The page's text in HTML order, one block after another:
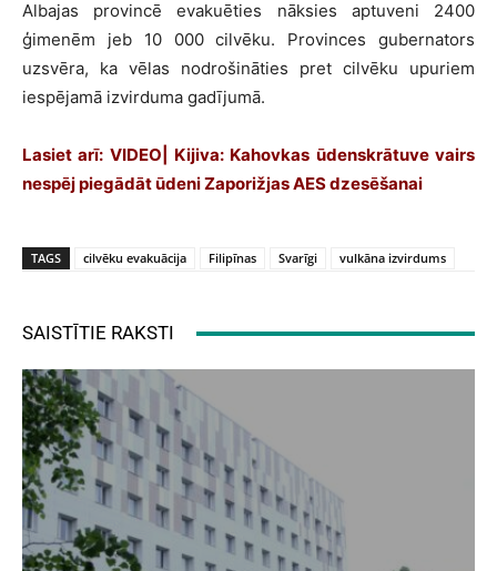
Albajas provincē evakuēties nāksies aptuveni 2400
ģimenēm jeb 10 000 cilvēku. Provinces gubernators
uzsvēra, ka vēlas nodrošināties pret cilvēku upuriem
iespējamā izvirduma gadījumā.
Lasiet arī: VIDEO| Kijiva: Kahovkas ūdenskrātuve vairs
nespēj piegādāt ūdeni Zaporižjas AES dzesēšanai
TAGS cilvēku evakuācija Filipīnas Svarīgi vulkāna izvirdums
SAISTĪTIE RAKSTI